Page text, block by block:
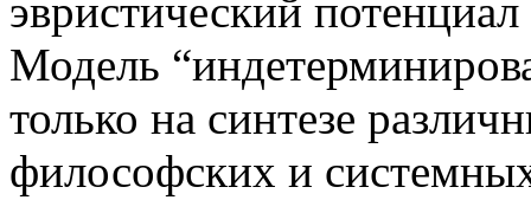
эвристический
Модель
только на синтезе
философских и